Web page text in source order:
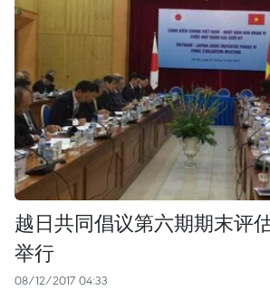
越日共同倡议第六期期末评
举行
08/12/2017 04:33